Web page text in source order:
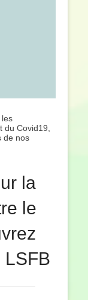
les
du Covid19,
de nos
la
le
LSFB